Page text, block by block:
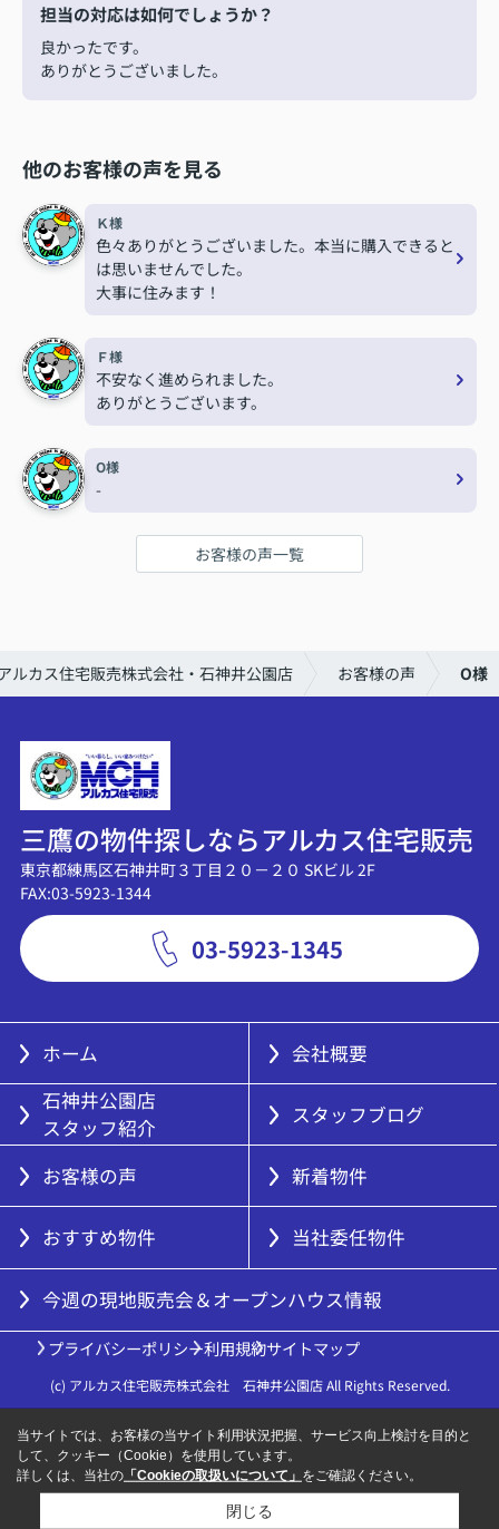
担当の対応は如何でしょうか？
良かったです。
ありがとうございました。
他のお客様の声を見る
Ｋ様
色々ありがとうございました。本当に購入できると
は思いませんでした。
大事に住みます！
Ｆ様
不安なく進められました。
ありがとうございます。
O様
-
お客様の声一覧
ルカス住宅販売株式会社・石神井公園店 お客様の声 O様
三鷹の物件探しならアルカス住宅販売
東京都練馬区石神井町３丁目２０－２０ SKビル 2F
FAX:03-5923-1344
03-5923-1345
ホーム
会社概要
石神井公園店
スタッフ紹介
スタッフブログ
お客様の声 新着物件
おすすめ物件 当社委任物件
今週の現地販売会＆オープンハウス情報
プライバシーポリシー利用規約サイトマップ
(c) アルカス住宅販売株式会社 石神井公園店 All Rights Reserved.
当サイトでは、お客様の当サイト利用状況把握、サービス向上検討を目的と
して、クッキー（Cookie）を使用しています。
詳しくは、当社の 「Cookieの取扱いについて」 をご確認ください。
閉じる